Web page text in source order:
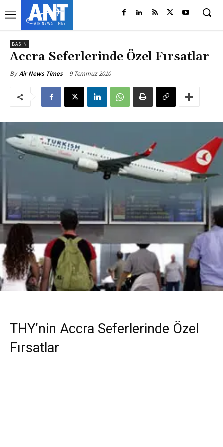
BASIN
Accra Seferlerinde Özel Fırsatlar
By Air News Times 9 Temmuz 2010
THY’nin Accra Seferlerinde Özel
Fırsatlar